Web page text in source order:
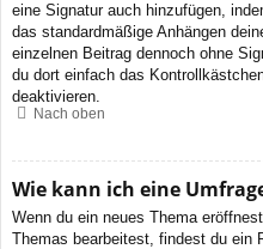
eine Signatur auch hinzufügen,
das standardmäßige Anhängen
einzelnen Beitrag dennoch ohne
du dort einfach das
deaktivieren.
Nach oben
Wie kann ich eine
Wenn du ein neues Thema
Themas bearbeitest, findest du ein